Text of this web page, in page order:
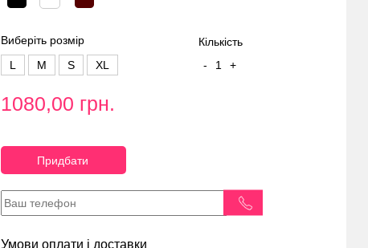
Виберіть розмір
L
M S XL
Кількість
-
1 +
1080,00 грн.
Придбати
Умови оплати і доставки